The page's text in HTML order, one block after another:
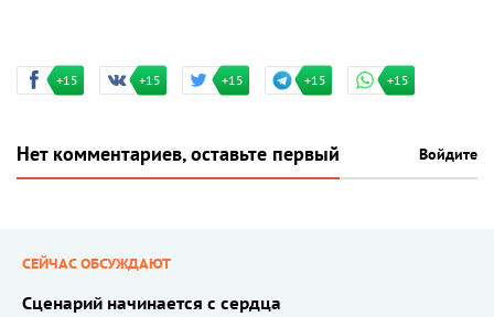
+15 +15 +15 +15 +15
Нет комментариев, оставьте первый Войдите
СЕЙЧАС ОБСУЖДАЮТ
Сценарий начинается с сердца